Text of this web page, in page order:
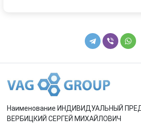
Наименование ИНДИВИДУАЛЬНЫЙ
ВЕРБИЦКИЙ СЕРГЕЙ МИХАЙЛОВИЧ